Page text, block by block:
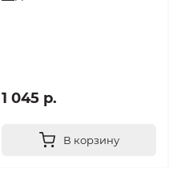
1 045 р.
В корзину